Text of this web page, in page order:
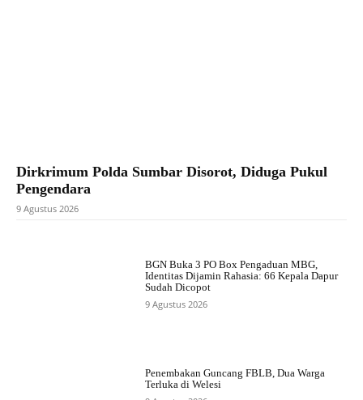
Dirkrimum Polda Sumbar Disorot, Diduga Pukul
Pengendara
9 Agustus 2026
BGN Buka 3 PO Box Pengaduan MBG,
Identitas Dijamin Rahasia: 66 Kepala Dapur
Sudah Dicopot
9 Agustus 2026
Penembakan Guncang FBLB, Dua Warga
Terluka di Welesi